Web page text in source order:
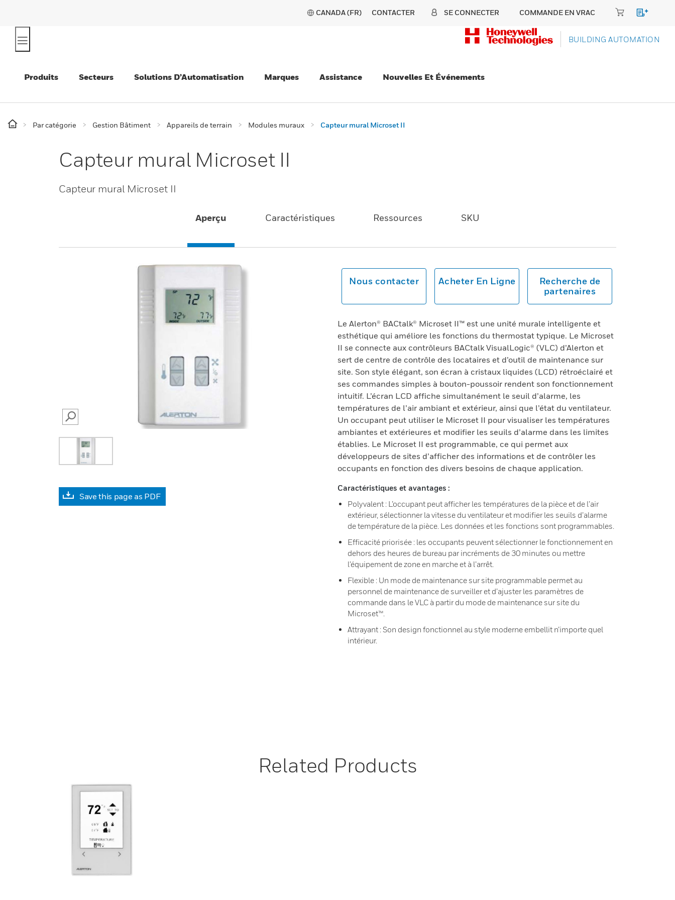
CANADA (FR) CONTACTER SE CONNECTER COMMANDE EN VRAC
BUILDING AUTOMATION
Produits Secteurs Solutions D’Automatisation Marques Assistance Nouvelles Et Événements
Par catégorie Gestion Bâtiment Appareils de terrain Modules muraux Capteur mural Microset II
Capteur mural Microset II
Capteur mural Microset II
Aperçu Caractéristiques Ressources SKU
SEARCH
Save this page as PDF
Nous contacter Acheter En Ligne
Recherche de
partenaires
Le Alerton® BACtalk® Microset II™ est une unité murale intelligente et
esthétique qui améliore les fonctions du thermostat typique. Le Microset
II se connecte aux contrôleurs BACtalk VisualLogic® (VLC) d’Alerton et
sert de centre de contrôle des locataires et d’outil de maintenance sur
site. Son style élégant, son écran à cristaux liquides (LCD) rétroéclairé et
ses commandes simples à bouton-poussoir rendent son fonctionnement
intuitif. L’écran LCD affiche simultanément le seuil d’alarme, les
températures de l’air ambiant et extérieur, ainsi que l’état du ventilateur.
Un occupant peut utiliser le Microset II pour visualiser les températures
ambiantes et extérieures et modifier les seuils d’alarme dans les limites
établies. Le Microset II est programmable, ce qui permet aux
développeurs de sites d’afficher des informations et de contrôler les
occupants en fonction des divers besoins de chaque application.
Caractéristiques et avantages :
Polyvalent : L’occupant peut afficher les températures de la pièce et de l’air
extérieur, sélectionner la vitesse du ventilateur et modifier les seuils d’alarme
de température de la pièce. Les données et les fonctions sont programmables.
Efficacité priorisée : les occupants peuvent sélectionner le fonctionnement en
dehors des heures de bureau par incréments de 30 minutes ou mettre
l’équipement de zone en marche et à l’arrêt.
Flexible : Un mode de maintenance sur site programmable permet au
personnel de maintenance de surveiller et d’ajuster les paramètres de
commande dans le VLC à partir du mode de maintenance sur site du
Microset™.
Attrayant : Son design fonctionnel au style moderne embellit n’importe quel
intérieur.
Related Products